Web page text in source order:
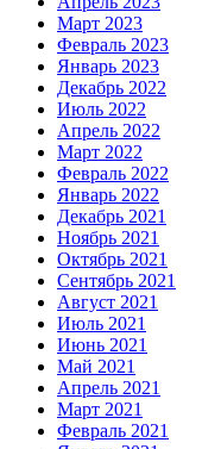
Март 2023
Февраль 2023
Январь 2023
Декабрь 2022
Июль 2022
Апрель 2022
Март 2022
Февраль 2022
Январь 2022
Декабрь 2021
Ноябрь 2021
Октябрь 2021
Сентябрь 2021
Август 2021
Июль 2021
Июнь 2021
Май 2021
Апрель 2021
Март 2021
Февраль 2021